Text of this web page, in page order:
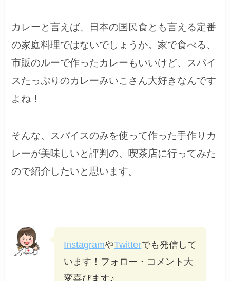
カレーと言えば、日本の国民食とも言える定番
の家庭料理ではないでしょうか。家で食べる、
市販のルーで作ったカレーもいいけど、スパイ
スたっぷりのカレーみいこさん大好きなんです
よね！
そんな、スパイスのみを使って作った手作りカ
レーが美味しいと評判の、喫茶店に行ってみた
ので紹介したいと思います。
InstagramやTwitterでも発信して
います！フォロー・コメント大
変喜びます♪